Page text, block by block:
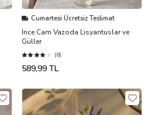
Cumartesi Ücretsiz Teslimat
İnce Cam Vazoda Lisyantuslar ve
Güller
(8)
589,99 TL